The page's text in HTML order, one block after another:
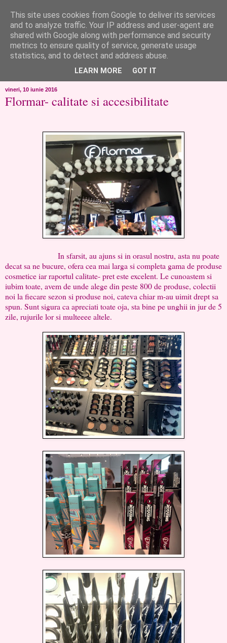
like ?...or not!
..de toate!!!!!..alandala...cum imi trec prin minte..si cum am
chef..incercate pe pielea mea..
vineri, 10 iunie 2016
Flormar- calitate si accesibilitate
In sfarsit, au ajuns si in orasul nostru, asta nu poate
decat sa ne bucure, ofera cea mai larga si completa gama de produse
cosmetice iar raportul calitate- pret este excelent. Le cunoastem si
iubim toate, avem de unde alege din peste 800 de produse, colectii
noi la fiecare sezon si produse noi, cateva chiar m-au uimit drept sa
spun. Sunt sigura ca apreciati toate oja, sta bine pe unghii in jur de 5
zile, rujurile lor si multeeee altele.
This site uses cookies from Google to deliver its services
and to analyze traffic. Your IP address and user-agent are
shared with Google along with performance and security
metrics to ensure quality of service, generate usage
statistics, and to detect and address abuse.
LEARN MORE GOT IT